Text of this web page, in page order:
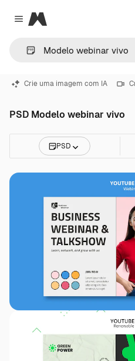
Close menu
Magnific
Crie uma imagem com IA
PSD Modelo webinar vivo
PSD